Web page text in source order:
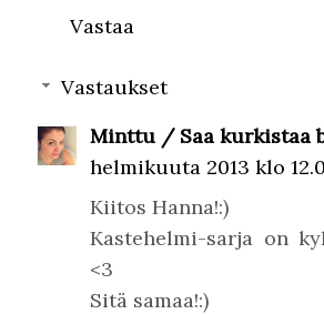
Vastaa
Vastaukset
Minttu / Saa kurkistaa
helmikuuta 2013 klo
Kiitos Hanna!:)
Kastehelmi-sarja on
<3
Sitä samaa!:)